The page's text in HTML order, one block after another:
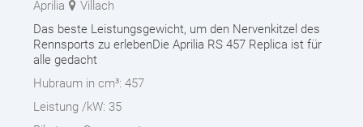
Aprilia
Villach
Das beste Leistungsgewicht, um den Nervenkitzel des
Rennsports zu erlebenDie Aprilia RS 457 Replica ist für
alle gedacht
Hubraum in cm³: 457
Leistung /kW: 35